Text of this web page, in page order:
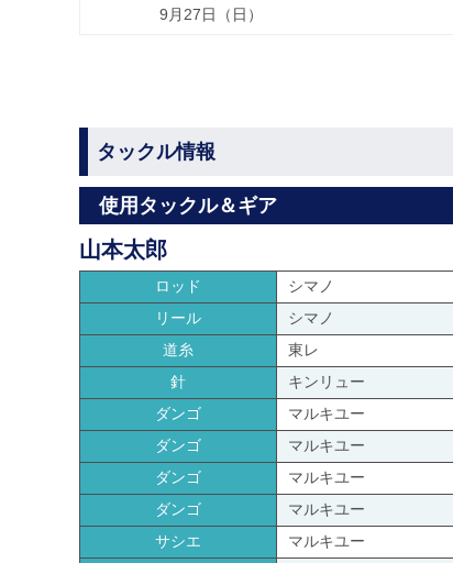
9月27日（日）
タックル情報
使用タックル＆ギア
山本太郎
ロッド シマノ
リール
シマノ
道糸
東レ
針
キンリュー
ダンゴ
マルキユー
ダンゴ
マルキユー
ダンゴ
マルキユー
ダンゴ
マルキユー
サシエ
マルキユー